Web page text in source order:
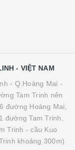
- VIỆT NAM
- Q.Hoàng Mai -
Tam Trinh nên
đường Hoàng Mai,
đường Tam Trinh,
Trinh - cầu Kuo
khoảng 300m)